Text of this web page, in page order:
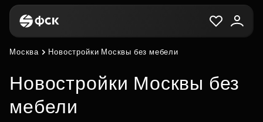
Москва Новостройки Москвы без мебели
Новостройки Москвы без
мебели